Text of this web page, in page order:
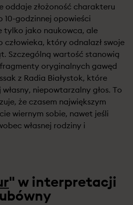
oddaje złożoność charakteru
godzinnej opowieści
tylko jako naukowca, ale
człowieka, który odnalazł swoje
Szczególną wartość stanowią
oryginalnych gawęd
z Radia Białystok, które
niepowtarzalny głos. To
że czasem największym
wiernym sobie, nawet jeśli
własnej rodziny i
" w interpretacji